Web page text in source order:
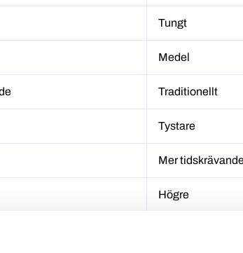
Tungt
Medel
Traditionellt
Tystare
Mer
Högre